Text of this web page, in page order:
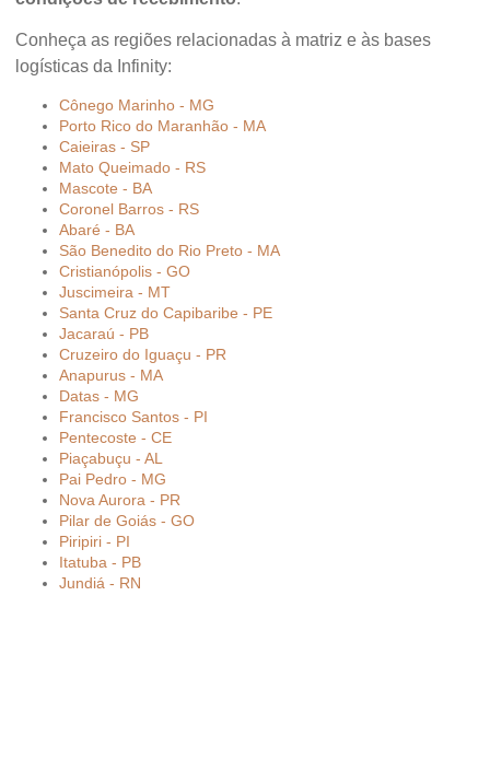
Conheça as regiões relacionadas à matriz e às bases
logísticas da Infinity:
Cônego Marinho - MG
Porto Rico do Maranhão - MA
Caieiras - SP
Mato Queimado - RS
Mascote - BA
Coronel Barros - RS
Abaré - BA
São Benedito do Rio Preto - MA
Cristianópolis - GO
Juscimeira - MT
Santa Cruz do Capibaribe - PE
Jacaraú - PB
Cruzeiro do Iguaçu - PR
Anapurus - MA
Datas - MG
Francisco Santos - PI
Pentecoste - CE
Piaçabuçu - AL
Pai Pedro - MG
Nova Aurora - PR
Pilar de Goiás - GO
Piripiri - PI
Itatuba - PB
Jundiá - RN